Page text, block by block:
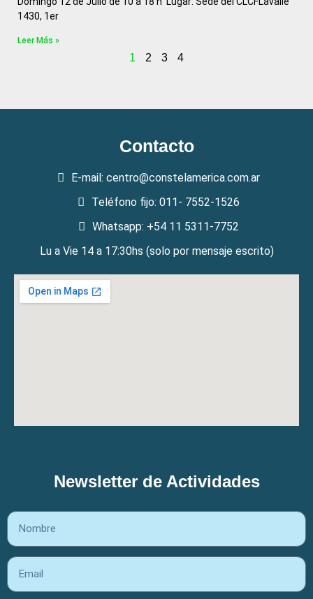
1430, 1er
Leer Más »
1 2 3 4
Contacto
E-mail: centro@constelamerica.com.ar
Teléfono fijo: 011- 7552-1526
Whatsapp: +54 11 5311-7752
Lu a Vie 14 a 17:30hs (solo por mensaje escrito)
Newsletter de Actividades